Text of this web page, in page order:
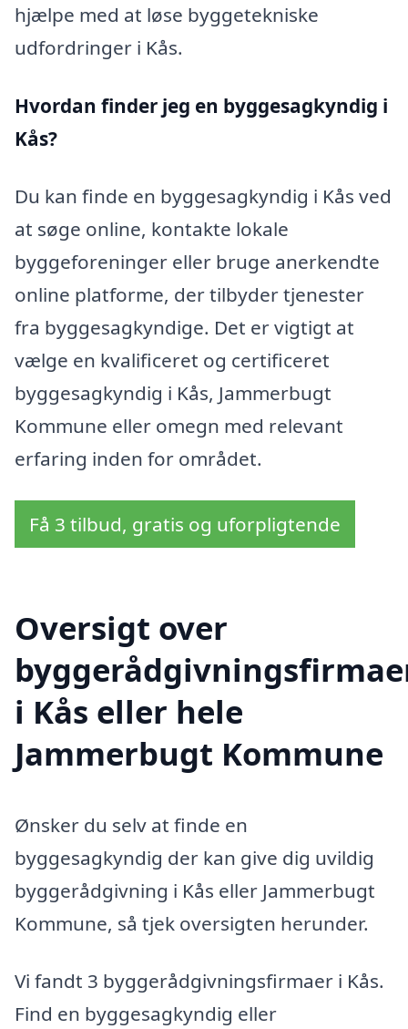
hjælpe med at løse byggetekniske
udfordringer i Kås.
Hvordan finder jeg en byggesagkyndig i
Kås?
Du kan finde en byggesagkyndig i Kås ved
at søge online, kontakte lokale
byggeforeninger eller bruge anerkendte
online platforme, der tilbyder tjenester
fra byggesagkyndige. Det er vigtigt at
vælge en kvalificeret og certificeret
byggesagkyndig i Kås, Jammerbugt
Kommune eller omegn med relevant
erfaring inden for området.
Få 3 tilbud, gratis og uforpligtende
Oversigt over
i Kås eller hele
Jammerbugt Kommune
Ønsker du selv at finde en
byggesagkyndig der kan give dig uvildig
byggerådgivning i Kås eller Jammerbugt
Kommune, så tjek oversigten herunder.
Vi fandt 3 byggerådgivningsfirmaer i Kås.
Find en byggesagkyndig eller